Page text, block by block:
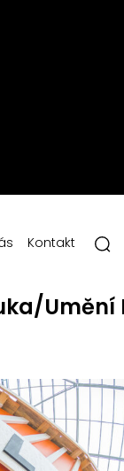
Umění
Kontakt